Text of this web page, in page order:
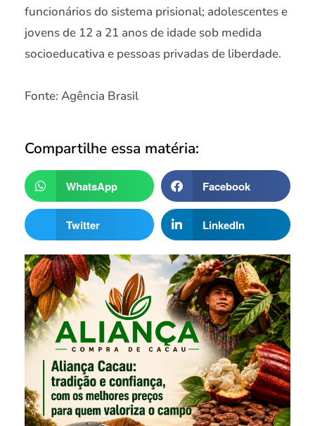
funcionários do sistema prisional; adolescentes e
jovens de 12 a 21 anos de idade sob medida
socioeducativa e pessoas privadas de liberdade.
Fonte: Agência Brasil
Compartilhe essa matéria:
WhatsApp Facebook
Twitter LinkedIn